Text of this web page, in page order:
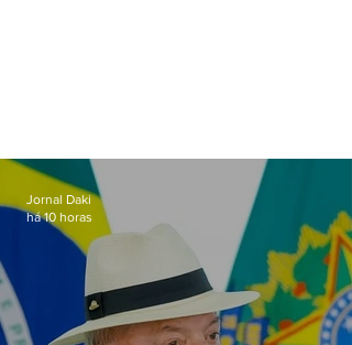
Jornal Daki
há 10 horas